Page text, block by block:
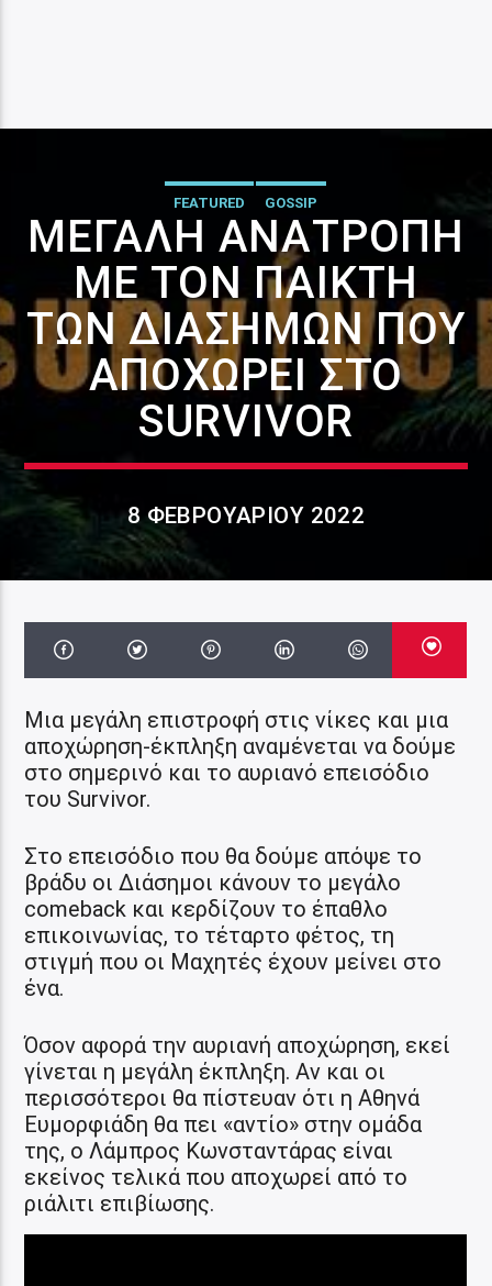
FEATURED GOSSIP
ΜΕΓΆΛΗ ΑΝΑΤΡΟΠΉ
ΜΕ ΤΟΝ ΠΑΊΚΤΗ
ΤΩΝ ΔΙΑΣΉΜΩΝ ΠΟΥ
ΑΠΟΧΩΡΕΊ ΣΤΟ
SURVIVOR
8 ΦΕΒΡΟΥΑΡΊΟΥ 2022
Μια μεγάλη επιστροφή στις νίκες και μια
αποχώρηση-έκπληξη αναμένεται να δούμε
στο σημερινό και το αυριανό επεισόδιο
του Survivor.
Στο επεισόδιο που θα δούμε απόψε το
βράδυ οι Διάσημοι κάνουν το μεγάλο
comeback και κερδίζουν το έπαθλο
επικοινωνίας, το τέταρτο φέτος, τη
στιγμή που οι Μαχητές έχουν μείνει στο
ένα.
Όσον αφορά την αυριανή αποχώρηση, εκεί
γίνεται η μεγάλη έκπληξη. Αν και οι
περισσότεροι θα πίστευαν ότι η Αθηνά
Ευμορφιάδη θα πει «αντίο» στην ομάδα
της, ο Λάμπρος Κωνσταντάρας είναι
εκείνος τελικά που αποχωρεί από το
ριάλιτι επιβίωσης.